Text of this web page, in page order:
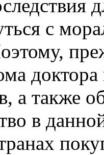
с
доктора
а также
в